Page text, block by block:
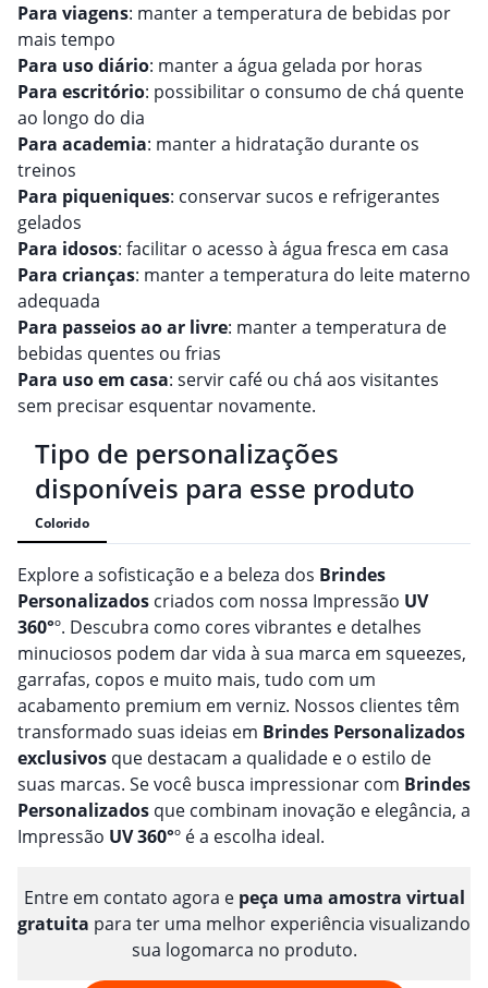
Para viagens: manter a temperatura de bebidas por
mais tempo
Para uso diário: manter a água gelada por horas
Para escritório: possibilitar o consumo de chá quente
ao longo do dia
Para academia: manter a hidratação durante os
treinos
Para piqueniques: conservar sucos e refrigerantes
gelados
Para idosos: facilitar o acesso à água fresca em casa
Para crianças: manter a temperatura do leite materno
adequada
Para passeios ao ar livre: manter a temperatura de
bebidas quentes ou frias
Para uso em casa: servir café ou chá aos visitantes
sem precisar esquentar novamente.
Tipo de personalizações
disponíveis para esse produto
Colorido
Explore a sofisticação e a beleza dos Brindes
Personalizados criados com nossa Impressão UV
360°º. Descubra como cores vibrantes e detalhes
minuciosos podem dar vida à sua marca em squeezes,
garrafas, copos e muito mais, tudo com um
acabamento premium em verniz. Nossos clientes têm
transformado suas ideias em Brindes Personalizados
exclusivos que destacam a qualidade e o estilo de
suas marcas. Se você busca impressionar com Brindes
Personalizados que combinam inovação e elegância, a
Impressão UV 360°º é a escolha ideal.
Entre em contato agora e peça uma amostra virtual
gratuita para ter uma melhor experiência visualizando
sua logomarca no produto.